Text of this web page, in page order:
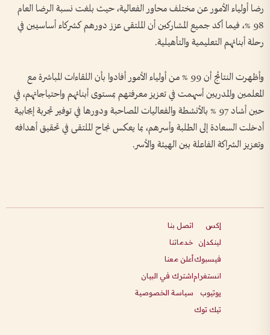
رضا أولياء الأمور عن مختلف محاور الفعالية، حيث بلغت نسبة الرضا العام
98 %، فيما أكد جميع المشاركين أن الملتقى عزز دورهم كشركاء أساسيين في
رحلة أبنائهم التعليمية والتأهيلية.
وأظهرت النتائج أن 99 % من أولياء الأمور أفادوا بأن اللقاءات المباشرة مع
المعلمين والمدربين أسهمت في تعزيز معرفتهم بمستوى أبنائهم واحتياجاتهم، في
حين أشاد 97 % بالأنشطة والفعاليات المصاحبة ودورها في توفير تجربة إيجابية
أدخلت السعادة إلى الطلبة وأسرهم، بما يعكس نجاح الملتقى في تحقيق أهدافه
وتعزيز الشراكة الفاعلة بين الهيئة والأسر.
إكس
لينكدإن
فيسبوك
انستغرام
يوتيوب
تيك توك
اتصل بنا
خدماتنا
أعلن معنا
اشترك في البيان
سياسة الخصوصية